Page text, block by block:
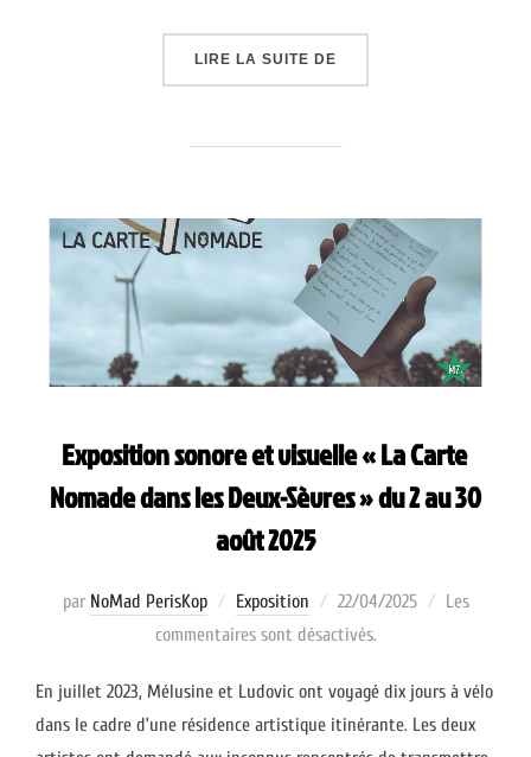
LIRE LA SUITE DE
Exposition sonore et visuelle « La Carte
Nomade dans les Deux-Sèvres » du 2 au 30
août 2025
par NoMad PerisKop Exposition
Publié
le
22/04/2025
Les
commentaires sont désactivés.
En juillet 2023, Mélusine et Ludovic ont voyagé dix jours à vélo
dans le cadre d’une résidence artistique itinérante. Les deux